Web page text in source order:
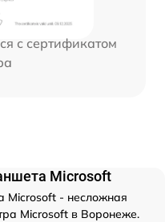
с сертификатом
Microsoft
Microsoft - несложная
Microsoft в Воронеже.